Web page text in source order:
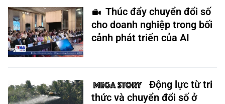
Thúc đẩy chuyển đổi số
cho doanh nghiệp trong bối
cảnh phát triển của AI
Động lực từ tri
thức và chuyển đổi số ở